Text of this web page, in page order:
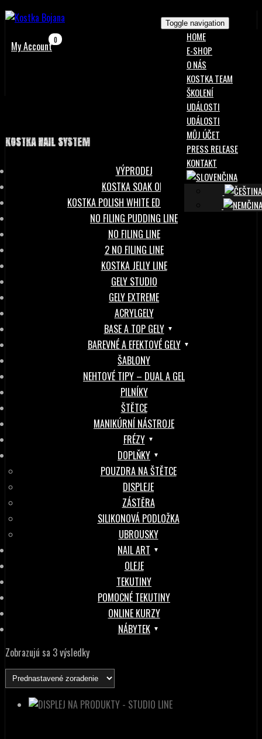
Toggle navigation
HOME
E-SHOP
O NÁS
KOSTKA TEAM
ŠKOLENÍ
UDÁLOSTI
UDÁLOSTI
MŮJ ÚČET
PRESS RELEASE
KONTAKT
My Account0
KOSTKA NAIL SYSTEM
VÝPRODEJ
KOSTKA SOAK OFF
KOSTKA POLISH WHITE EDITION 15ML
NO FILING PUDDING LINE
NO FILING LINE
2 NO FILING LINE
KOSTKA JELLY LINE
GELY STUDIO
GELY EXTREME
ACRYLGELY
BASE A TOP GELY
BAREVNÉ A EFEKTOVÉ GELY
ŠABLONY
NEHTOVÉ TIPY – DUAL A GEL
PILNÍKY
ŠTĚTCE
MANIKÚRNÍ NÁSTROJE
FRÉZY
DOPLŇKY
POUZDRA NA ŠTĚTCE
DISPLEJE
ZÁSTĚRA
SILIKONOVÁ PODLOŽKA
UBROUSKY
NAIL ART
OLEJE
TEKUTINY
POMOCNÉ TEKUTINY
ONLINE KURZY
NÁBYTEK
Zobrazujú sa 3 výsledky